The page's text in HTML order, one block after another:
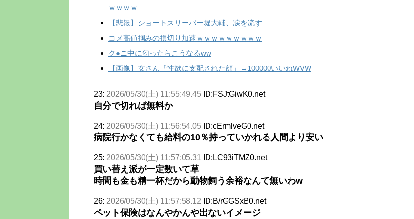
ｗｗｗｗ
【悲報】ショートスリーパー堀大輔、涙を流す
コメ高値掴みの損切り加速ｗｗｗｗｗｗｗｗｗ
ク●ニ中に匂ったらこうなるww
【画像】女さん「性欲に支配された顔」→100000いいねWVW
23: 2026/05/30(土) 11:55:49.45 ID:FSJtGiwK0.net
自分で切れば無料か
24: 2026/05/30(土) 11:56:54.05 ID:cErmlveG0.net
病院行かなくても給料の10％持っていかれる人間より安い
25: 2026/05/30(土) 11:57:05.31 ID:LC93iTMZ0.net
買い替え派が一定数いて草
時間も金も精一杯だから動物飼う余裕なんて無いわw
26: 2026/05/30(土) 11:57:58.12 ID:B/rGGSxB0.net
ペット保険はなんやかんや出ないイメージ